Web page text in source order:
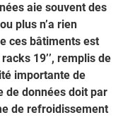
aie souvent des
plus n’a rien
ces bâtiments est
19’’, remplis de
importante de
de données doit par
de refroidissement